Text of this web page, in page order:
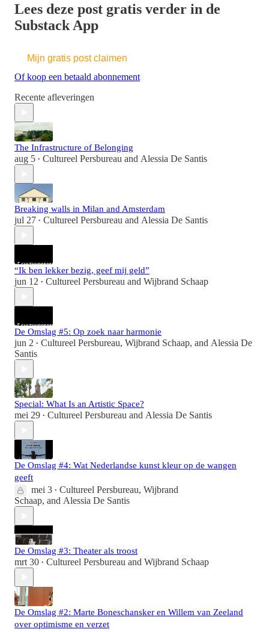
Lees deze post gratis verder in de
Substack App
Mijn gratis post claimen
Of koop een betaald abonnement
Recente afleveringen
The Infrastructure of Belonging
aug 5 • Cultureel Persbureau and Alessia De Santis
Breaking walls in Milan and Amsterdam
jul 27 • Cultureel Persbureau and Alessia De Santis
“Ik ben lekker bezig, geef mij geld”
jun 12 • Cultureel Persbureau and Wijbrand Schaap
De Omslag #5: Op zoek naar harmonie
jun 2 • Cultureel Persbureau, Wijbrand Schaap, and Alessia De
Santis
Special: What Is an Artistic Space?
mei 29 • Cultureel Persbureau and Alessia De Santis
De Omslag #4: Wat Nederlandse kunst kleur op de wangen
geeft
mei 3 • Cultureel Persbureau, Wijbrand
Schaap, and Alessia De Santis
De Omslag #3: Theater als troost
mrt 30 • Cultureel Persbureau and Wijbrand Schaap
De Omslag #2: Marte Boneschansker en Willem van Zeeland
over optimisme en verzet